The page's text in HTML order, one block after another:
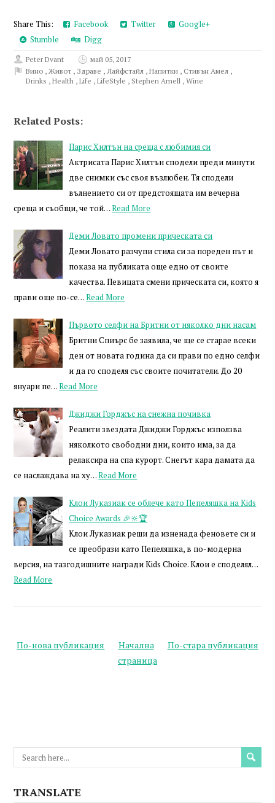
Share This: Facebook Twitter
Google+
Stumble
Digg
Peter Dvant
май 05, 2017
Вино ,Живот , Здраве ,Лайфстайл ,Напитки , Стивън Амел ,
Drinks ,Health ,Life ,LifeStyle , Stephen Amell ,Wine
Related Posts:
Парис Хилтън на среща с любимия си
Актрисата Парис Хилтън сподели преди минути
две снимки със своя възлюбен. Тя сподели
вълнението си от предстоящата им вечерна
среща и съобщи, че той…Read More
Деми Ловато промени прическата си
Деми Ловато разчупи стила си за пореден път и
показа на публиката още едно от своите
качества. Певицата смени прическата си, която я
прави още по-се…Read More
Първото селфи на Бритни от няколко дни насам
Бритни Спиърс бе заявила, че ще се старае всеки
ден от новата година да си прави по едно селфи
и да го споделя със своите почитатели. До 20
януари пе…Read More
Джиджи Горджъс на снежна почивка
Реалити звездата Джиджи Горджъс използва
няколкото свободни дни, които има, за да
релаксира на спа курорт. Снегът кара дамата да
се наслаждава на ху…Read More
Клои Луказиак се облече като Пепеляшка на Kids
Choice Awards 🎉🔆🏆
Клои Луказиак реши да изненада феновете си и
се преобрази като Пепеляшка, в по-модерна
версия, на тазгодишните награди Kids Choice. Клои е споделял…
Read More
По-нова публикация По-стара публикация
Начална
страница
TRANSLATE